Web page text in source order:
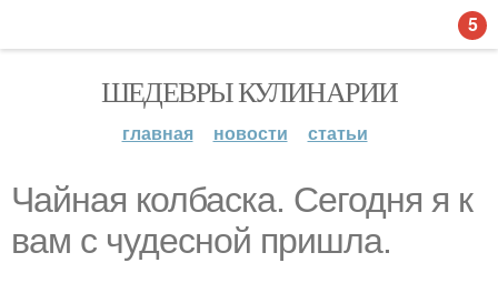
ШЕДЕВРЫ КУЛИНАРИИ
главная новости статьи
Чайная колбаска. Сегодня я к
вам с чудесной пришла.
5